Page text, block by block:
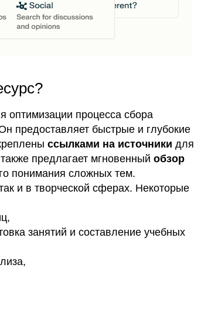
оптимизации процесса сбора
предоставляет быстрые и глубокие
ссылками на источники для
предлагает мгновенный обзор
понимания сложных тем.
и в творческой сферах. Некоторые
занятий и составление учебных